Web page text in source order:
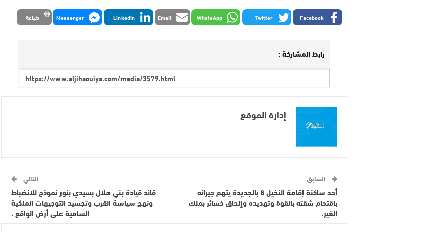
Facebook
Twitter
WhatsApp
Email
LinkedIn
Messenger طباعة
رابط المشاركة :
إدارة الموقع
السابق
أحد ساكنة إقامة النخيل 8 بالجديدة يتهم جيرانه
باقتحام شقته بالقوة وتهديده وإلحاق خسائر بملك
الغير.
التالي
قائد قيادة بني هلال بسيدي بنور نموذج للانضباط
ونهج سياسة القرب وتجسيد التوجيهات الملكية
السامية على أرض الواقع .